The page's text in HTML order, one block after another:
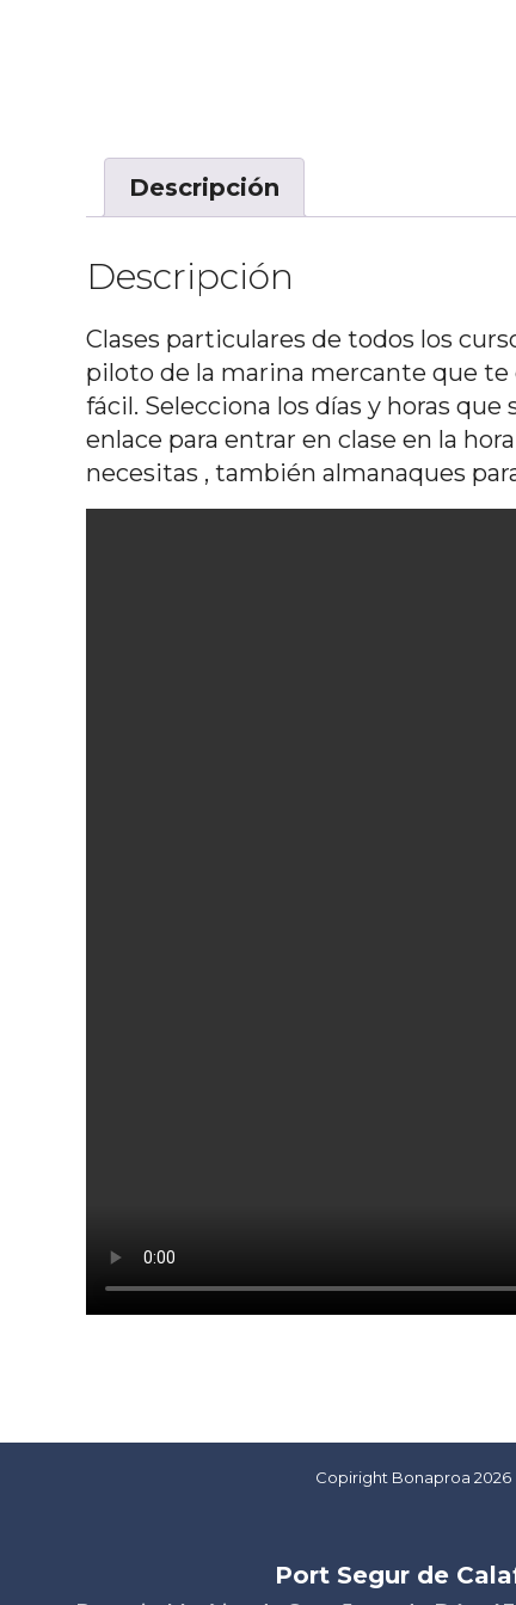
Descripción
Descripción
Clases particulares de todos los
piloto de la marina mercante que te
fácil. Selecciona los días y horas
enlace para entrar en clase en la
necesitas , también almanaques
Copiright Bonaproa 2026
Port Segur de